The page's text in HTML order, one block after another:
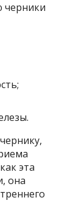
черники
эта
она